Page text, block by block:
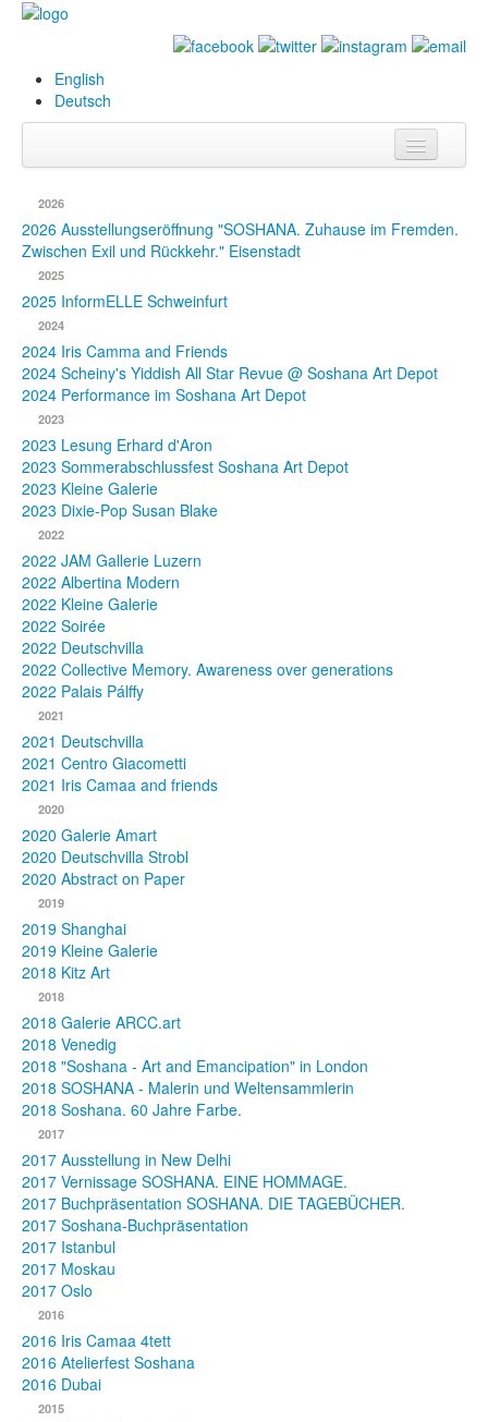
English
Deutsch
Biografie
Ausstellungen
& Projekte
Presse
Publikationen
Texte
Sammlungen
2026
2026 Ausstellungseröffnung "SOSHANA. Zuhause im Fremden.
Zwischen Exil und Rückkehr." Eisenstadt
2025
2025 InformELLE Schweinfurt
2024
2024 Iris Camma and Friends
2024 Scheiny's Yiddish All Star Revue @ Soshana Art Depot
2024 Performance im Soshana Art Depot
2023
2023 Lesung Erhard d'Aron
2023 Sommerabschlussfest Soshana Art Depot
2023 Kleine Galerie
2023 Dixie-Pop Susan Blake
2022
2022 JAM Gallerie Luzern
2022 Albertina Modern
2022 Kleine Galerie
2022 Soirée
2022 Deutschvilla
2022 Collective Memory. Awareness over generations
2022 Palais Pálffy
2021
2021 Deutschvilla
2021 Centro Giacometti
2021 Iris Camaa and friends
2020
2020 Galerie Amart
2020 Deutschvilla Strobl
2020 Abstract on Paper
2019
2019 Shanghai
2019 Kleine Galerie
2018 Kitz Art
2018
2018 Galerie ARCC.art
2018 Venedig
2018 "Soshana - Art and Emancipation" in London
2018 SOSHANA - Malerin und Weltensammlerin
2018 Soshana. 60 Jahre Farbe.
2017
2017 Ausstellung in New Delhi
2017 Vernissage SOSHANA. EINE HOMMAGE.
2017 Buchpräsentation SOSHANA. DIE TAGEBÜCHER.
2017 Soshana-Buchpräsentation
2017 Istanbul
2017 Moskau
2017 Oslo
2016
2016 Iris Camaa 4tett
2016 Atelierfest Soshana
2016 Dubai
2015